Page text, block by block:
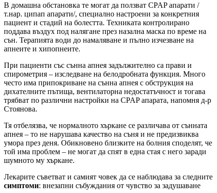
В домашна обстановка те могат да ползват CPAP апарати /
т.нар. ципап апарати/, специално настроени за конкретния
пациент и стадий на болестта. Техниката контролирано
поддава въздух под налягане през назална маска по време на
сън. Терапията води до намаляване и пълно изчезване на
апнеите и хипопнеите.
При пациенти със сънна апнея задължително са прави и
спирометрия – изследване на белодробната функция. Много
често има припокриване на сънна апнея с обструкция на
дихателните пътища, вентилаторна недостатъчност и тогава
трябват по различни настройки на CPAP апарата, напомня д-р
Стоянова.
Тя отбелязва, че нормалното хъркане се различава от сънната
апнея – то не нарушава качество на съня и не предизвиква
умора през деня. Обикновено близките на болния споделят, че
той има проблем – не могат да спят в една стая с него заради
шумното му хъркане.
Лекарите съветват и самият човек да се наблюдава за следните
симптоми: внезапни събуждания от чувство за задушаване